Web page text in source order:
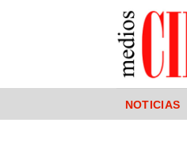
NOTICIAS